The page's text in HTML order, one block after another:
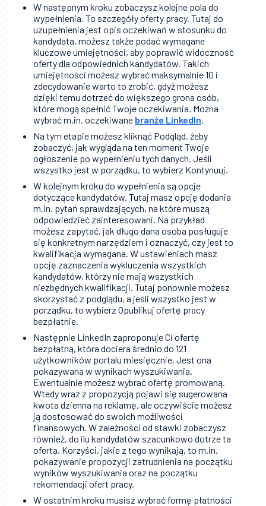
W następnym kroku zobaczysz kolejne pola do
wypełnienia. To szczegóły oferty pracy. Tutaj do
uzupełnienia jest opis oczekiwań w stosunku do
kandydata, możesz także podać wymagane
kluczowe umiejętności, aby poprawić widoczność
oferty dla odpowiednich kandydatów. Takich
umiejętności możesz wybrać maksymalnie 10 i
zdecydowanie warto to zrobić, gdyż możesz
dzięki temu dotrzeć do większego grona osób,
które mogą spełnić Twoje oczekiwania. Można
wybrać m.in. oczekiwane branże LinkedIn
Na tym etapie możesz kliknąć Podgląd, żeby
zobaczyć, jak wygląda na ten moment Twoje
ogłoszenie po wypełnieniu tych danych. Jeśli
wszystko jest w porządku, to wybierz Kontynuuj.
W kolejnym kroku do wypełnienia są opcje
dotyczące kandydatów. Tutaj masz opcję dodania
m.in. pytań sprawdzających, na które muszą
odpowiedzieć zainteresowani. Na przykład
możesz zapytać, jak długo dana osoba posługuje
się konkretnym narzędziem i oznaczyć, czy jest to
kwalifikacja wymagana. W ustawieniach masz
opcję zaznaczenia wykluczenia wszystkich
kandydatów, którzy nie mają wszystkich
niezbędnych kwalifikacji. Tutaj ponownie możesz
skorzystać z podglądu, a jeśli wszystko jest w
porządku, to wybierz Opublikuj ofertę pracy
bezpłatnie.
Następnie LinkedIn zaproponuje Ci ofertę
bezpłatną, która dociera średnio do 121
użytkowników portalu miesięcznie. Jest ona
pokazywana w wynikach wyszukiwania.
Ewentualnie możesz wybrać ofertę promowaną.
Wtedy wraz z propozycją pojawi się sugerowana
kwota dzienna na reklamę, ale oczywiście możesz
ją dostosować do swoich możliwości
finansowych. W zależności od stawki zobaczysz
również, do ilu kandydatów szacunkowo dotrze ta
oferta. Korzyści, jakie z tego wynikają, to m.in.
pokazywanie propozycji zatrudnienia na początku
wyników wyszukiwania oraz na początku
rekomendacji ofert pracy.
W ostatnim kroku musisz wybrać formę płatności